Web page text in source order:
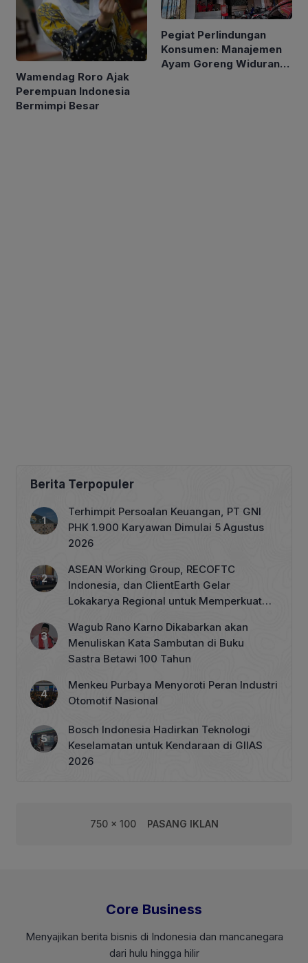
Wamendag Roro Ajak
Perempuan Indonesia
Bermimpi Besar
Pegiat Perlindungan
Konsumen: Manajemen
Ayam Goreng Widuran
Berita Terpopuler
Terhimpit Persoalan Keuangan, PT GNI
PHK 1.900 Karyawan Dimulai 5 Agustus
2026
ASEAN Working Group, RECOFTC
Indonesia, dan ClientEarth Gelar
Lokakarya Regional untuk Memperkuat
Wagub Rano Karno Dikabarkan akan
Menuliskan Kata Sambutan di Buku
Sastra Betawi 100 Tahun
Menkeu Purbaya Menyoroti Peran Industri
Otomotif Nasional
Bosch Indonesia Hadirkan Teknologi
Keselamatan untuk Kendaraan di GIIAS
2026
750 x 100 PASANG IKLAN
Core Business
Menyajikan berita bisnis di Indonesia dan mancanegara
dari hulu hingga hilir